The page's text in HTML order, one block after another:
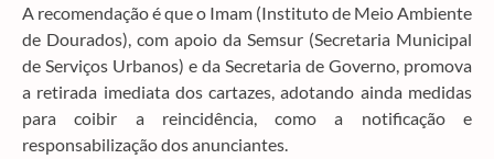
A recomendação é que o Imam (Instituto de Meio Ambiente
de Dourados), com apoio da Semsur (Secretaria Municipal
de Serviços Urbanos) e da Secretaria de Governo, promova
a retirada imediata dos cartazes, adotando ainda medidas
para coibir a reincidência, como a notificação e
responsabilização dos anunciantes.